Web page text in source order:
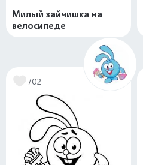
Милый зайчишка на
велосипеде
702